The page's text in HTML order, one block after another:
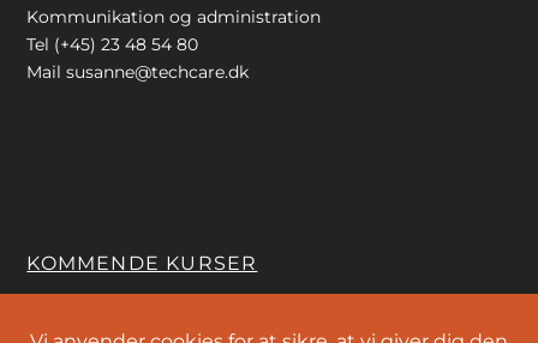
Kommunikation og administration
Tel (+45) 23 48 54 80
Mailsusanne@techcare.dk
KOMMENDE KURSER